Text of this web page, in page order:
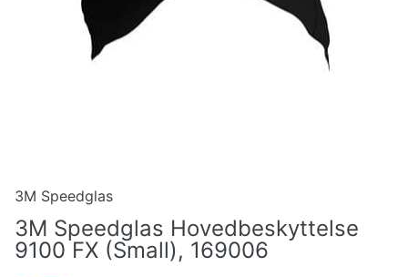
3M Speedglas
3M Speedglas Hovedbeskyttelse
9100 FX (Small), 169006